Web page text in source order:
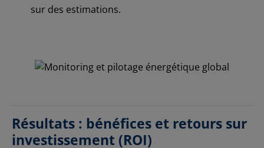
sur des estimations.
Résultats : bénéfices et retours sur
investissement (ROI)